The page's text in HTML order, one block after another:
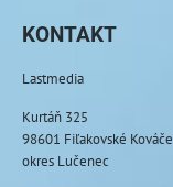
KONTAKT
Lastmedia
Kurtáň 325
98601 Fiľakovské Kováče
okres Lučenec